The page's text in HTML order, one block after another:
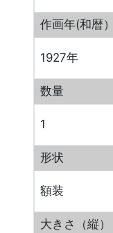
作画年(和暦
1927年
数量
1
形状
額装
大きさ（縦）